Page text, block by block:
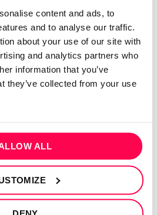
content and ads, to
and to analyse our traffic.
about your use of our site with
and analytics partners who
information that you’ve
they’ve collected from your use
ALL